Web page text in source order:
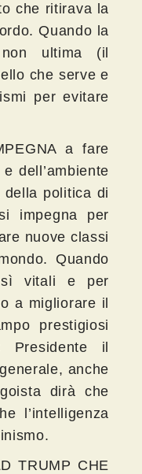
che ritirava la
Quando la
ultima (il
che serve e
per evitare
a fare
dell’ambiente
politica di
impegna per
nuove classi
Quando
vitali e per
a migliorare il
prestigiosi
Presidente il
anche
dirà che
l’intelligenza
TRUMP CHE